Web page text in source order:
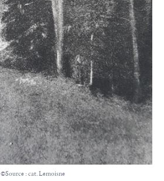
©Source : cat. Lemoisne